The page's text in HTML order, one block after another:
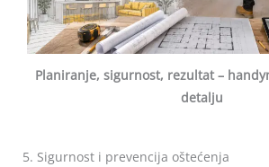
Planiranje, sigurnost, rezultat –
detalju
5. Sigurnost i prevencija oštećenja